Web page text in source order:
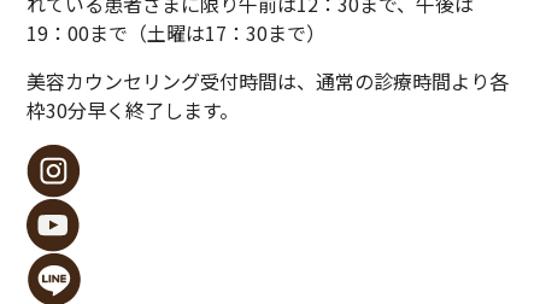
19：00まで（土曜は17：30まで）
美容カウンセリング受付時間は、通常の診療時間より各
枠30分早く終了します。